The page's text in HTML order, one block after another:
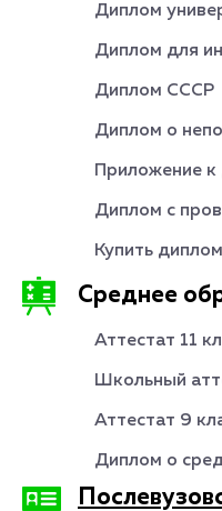
Диплом
Диплом для
Диплом СССР
Диплом о
Приложение к
Диплом с
Купить
Среднее
Аттестат 11
Школьный
Аттестат 9
Диплом о